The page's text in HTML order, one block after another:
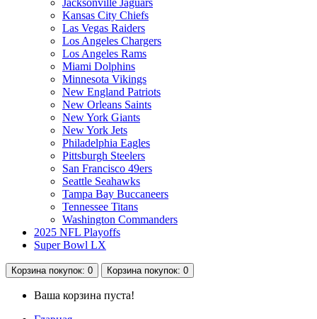
Kansas City Chiefs
Las Vegas Raiders
Los Angeles Chargers
Los Angeles Rams
Miami Dolphins
Minnesota Vikings
New England Patriots
New Orleans Saints
New York Giants
New York Jets
Philadelphia Eagles
Pittsburgh Steelers
San Francisco 49ers
Seattle Seahawks
Tampa Bay Buccaneers
Tennessee Titans
Washington Commanders
2025 NFL Playoffs
Super Bowl LX
Корзина покупок: 0 Корзина покупок: 0
Ваша корзина пуста!